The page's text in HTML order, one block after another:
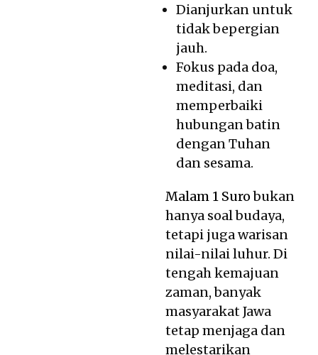
Dianjurkan untuk
tidak bepergian
jauh.
Fokus pada doa,
meditasi, dan
memperbaiki
hubungan batin
dengan Tuhan
dan sesama.
Malam 1 Surobukan
hanya soal budaya,
tetapi juga warisan
nilai-nilai luhur. Di
tengah kemajuan
zaman, banyak
masyarakat Jawa
tetap menjaga dan
melestarikan